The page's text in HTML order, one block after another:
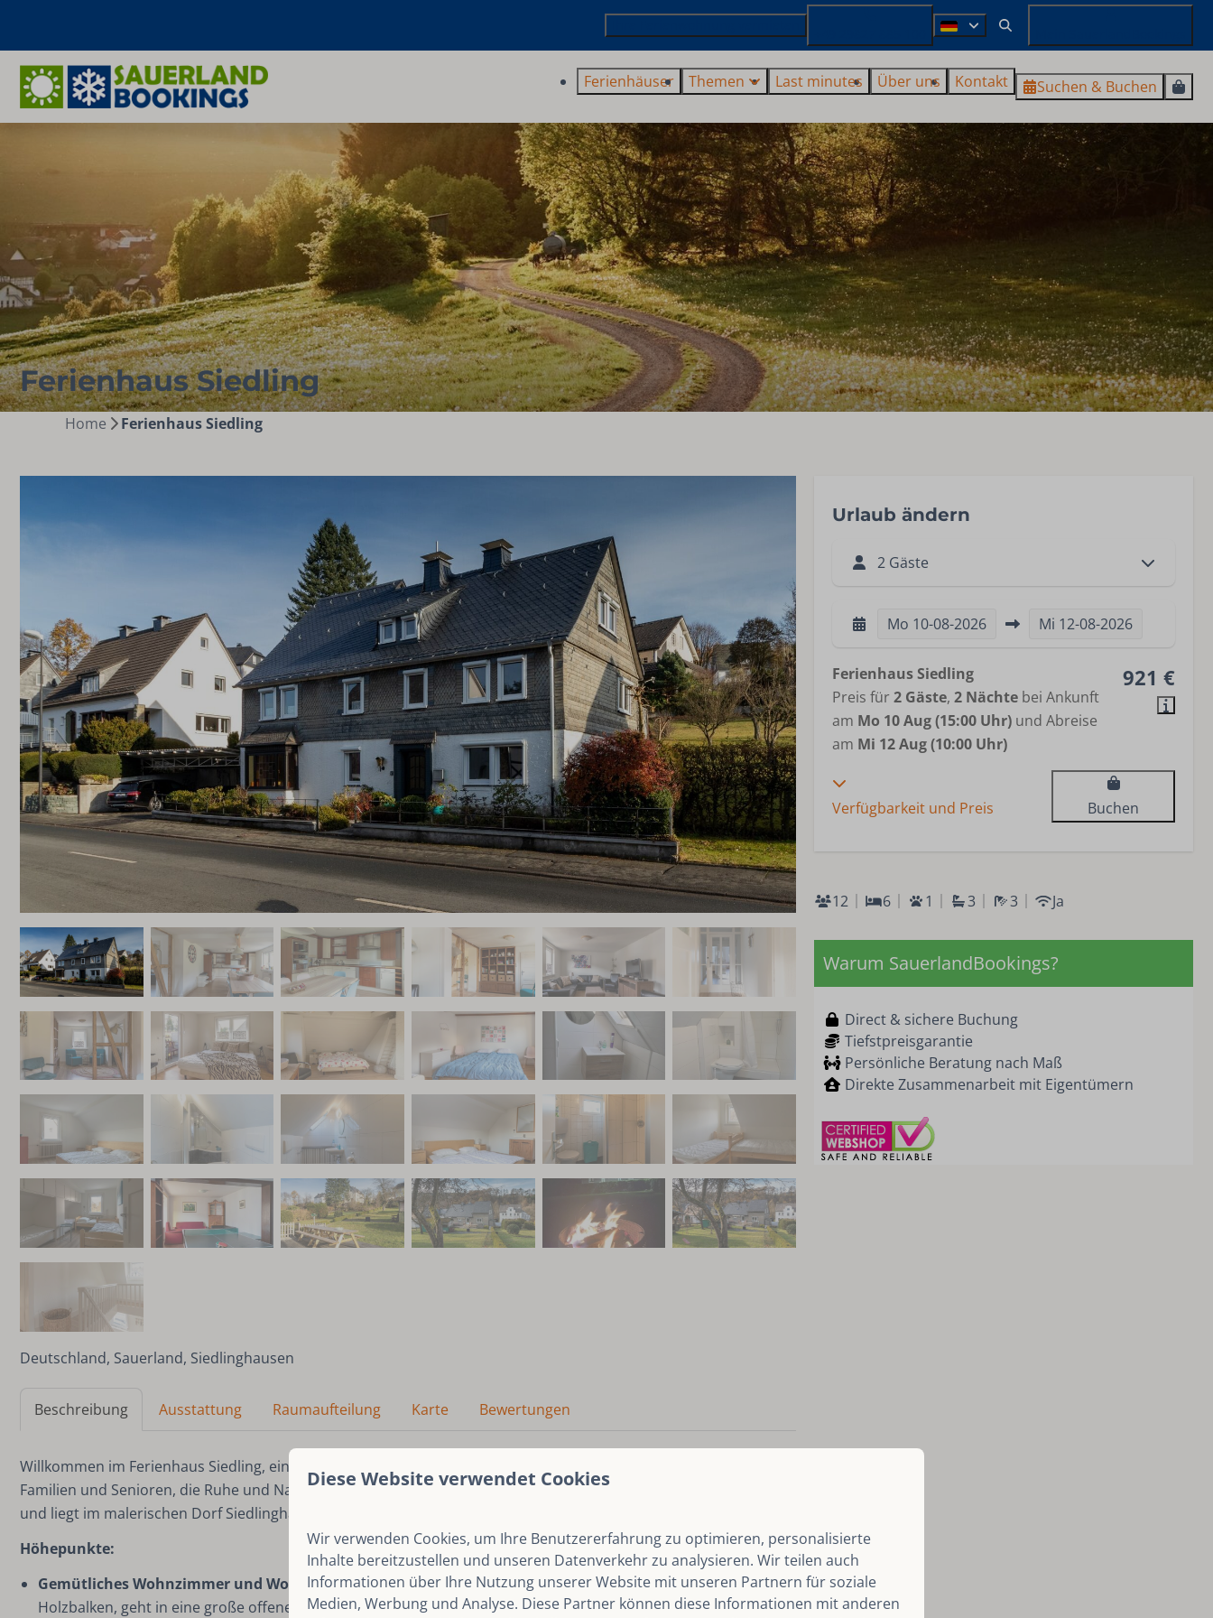
Ferienhäuser Themen Last minutes Über uns Kontakt Suchen & Buchen
Ferienhaus Siedling
Home Ferienhaus Siedling
Deutschland, Sauerland, Siedlinghausen
Beschreibung Ausstattung Raumaufteilung Karte Bewertungen
Willkommen im Ferienhaus Siedling, einem geräumigen und gemütlichen Haus mit allem Komfort, ideal für
Familien und Senioren, die Ruhe und Natur genießen möchten. Dieses Ferienhaus bietet viel Platz und Komfort
und liegt im malerischen Dorf Siedlinghausen, umgeben von den Hügeln des wunderschönen Sauerlands.
Höhepunkte:
Gemütliches Wohnzimmer und Wohnküche:Das geräumige Wohnzimmer, getrennt durch authentische
Holzbalken, geht in eine große offene Wohnküche über. Am langen Esstisch können Sie mit Blick auf den
Urlaub ändern
2 Gäste
Mo 10-08-2026 Mi 12-08-2026
921 €
Ferienhaus Siedling
Preis für2 Gäste, 2 Nächte bei Ankunft
am Mo 10 Aug (15:00 Uhr) und Abreise
am Mi 12 Aug (10:00 Uhr)
Verfügbarkeit und Preis Buchen
12 6 1 3 3 Ja
Warum SauerlandBookings?
Direct & sichere Buchung
Tiefstpreisgarantie
Persönliche Beratung nach Maß
Direkte Zusammenarbeit mit Eigentümern
Diese Website verwendet Cookies
Wir verwenden Cookies, um Ihre Benutzererfahrung zu optimieren, personalisierte
Inhalte bereitzustellen und unseren Datenverkehr zu analysieren. Wir teilen auch
Informationen über Ihre Nutzung unserer Website mit unseren Partnern für soziale
Medien, Werbung und Analyse. Diese Partner können diese Informationen mit anderen